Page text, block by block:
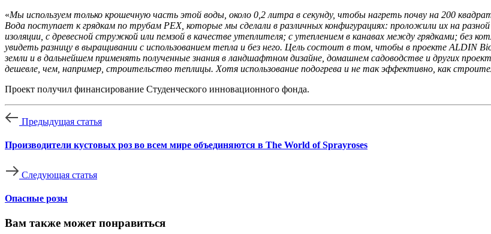
«Мы используем только крошечную часть этой воды, около 0,2 литра в секунду, чтобы нагреть почву на 200
Вода поступает к грядкам по трубам PEX, которые мы сделали в различных конфигурациях: проложили их на
изоляции, с древесной стружкой или пемзой в качестве утеплителя; с утеплением в канавах между грядками; без
увидеть разницу в выращивании с использованием тепла и без него. Цель состоит в том, чтобы в проекте ALDIN
земли и в дальнейшем применять полученные знания в ландшафтном дизайне, домашнем садоводстве и других
дешевле, чем, например, строительство теплицы. Хотя использование подогрева и не так эффективно, как
Проект получил финансирование Студенческого инновационного фонда.
Предыдущая статья
Производители кустовых роз во всем мире объединяются в The World of Sprayroses
Следующая статья
Опасные розы
Вам также может понравиться